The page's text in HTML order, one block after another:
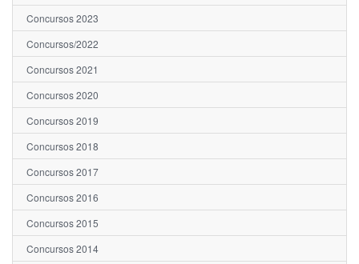
Concursos 2023
Concursos/2022
Concursos 2021
Concursos 2020
Concursos 2019
Concursos 2018
Concursos 2017
Concursos 2016
Concursos 2015
Concursos 2014